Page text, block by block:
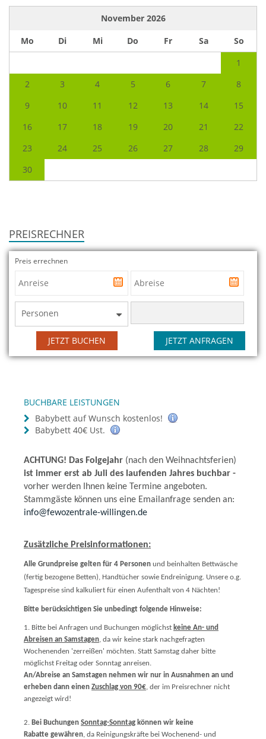
November 2026
Mo
Di Mi Do Fr Sa
So
1
2
3 4 5 6 7
8
9
10 11 12 13 14
15
16
17 18 19 20 21
22
23
24 25 26 27 28
29
30
PREISRECHNER
Preis errechnen
Personen
JETZT ANFRAGEN
JETZT BUCHEN
BUCHBARE LEISTUNGEN
Babybett auf Wunsch kostenlos!
Babybett 40€ Ust.
ACHTUNG! Das Folgejahr (nach den Weihnachtsferien)
ist immer erst ab Juli des laufenden Jahres buchbar -
vorher werden Ihnen keine Termine angeboten.
Stammgäste können uns eine Emailanfrage senden an:
info@fewozentrale-willingen.de
Zusätzliche Preisinformationen:
Alle Grundpreise gelten für 4 Personen und beinhalten Bettwäsche
(fertig bezogene Betten), Handtücher sowie Endreinigung. Unsere o.g.
Tagespreise sind kalkuliert für einen Aufenthalt von 4 Nächten!
Bitte berücksichtigen Sie unbedingt folgende Hinweise:
1. Bitte bei Anfragen und Buchungen möglichst keine An- und
Abreisen an Samstagen, da wir keine stark nachgefragten
Wochenenden 'zerreißen' möchten. Statt Samstag daher bitte
möglichst Freitag oder Sonntag anreisen.
An/Abreise an Samstagen nehmen wir nur in Ausnahmen an und
erheben dann einen Zuschlag von 90€, der im Preisrechner nicht
angezeigt wird!
2. Bei Buchungen Sonntag-Sonntag können wir keine
Rabatte gewähren, da Reinigungskräfte bei Wochenend- und